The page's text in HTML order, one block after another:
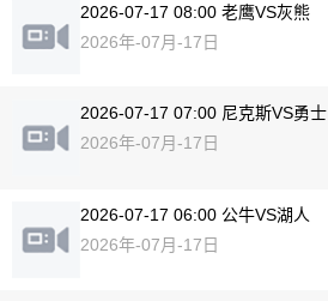
2026-07-17 08:00 老鹰VS灰熊
2026年-07月-17日
2026-07-17 07:00 尼克斯VS勇士
2026年-07月-17日
2026-07-17 06:00 公牛VS湖人
2026年-07月-17日